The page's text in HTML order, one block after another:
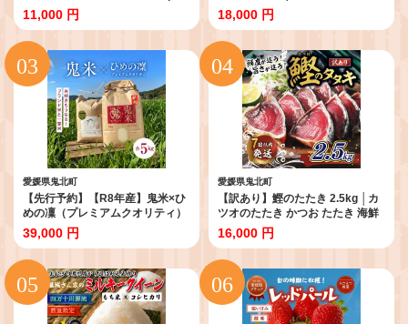
飯 白米 お米 5kg 令和8年産 精米
済み 愛媛県鬼北町 ※離島への配
送不可 ※2026年9月頃より順次発
送予定
11,000 円
5kg 10kg 20kg 精米済み 先行予
約 ※2026年10月下旬～12月下旬
頃に順次発送予定 ※離島への配送
不可
18,000 円
愛媛県鬼北町
【先行予約】【R8年産】鬼米×ひ
めの凜（プレミアムクオリティ）
各5kg （計10kg） ｜ お米 お米不
足 お米品薄 おいしい お米 事業者
支援 送料無料 白米 精米 国産 限定
ごはん ご飯 白飯 ゴハン 愛媛県産
鬼北町 ※2026年10月～発送
39,000 円
愛媛県鬼北町
【訳あり】鰹のたたき 2.5kg │カ
ツオのたたき かつお たたき 海鮮
魚 刺身 魚介類 katsuo katuo 鮮魚
有限会社 ハマスイ 愛南町 鬼北町
16,000 円